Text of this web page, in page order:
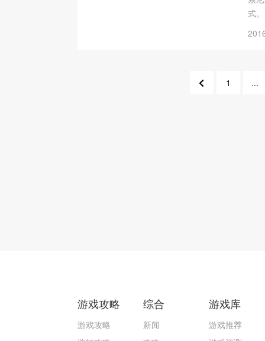
式。
548 1 ...
游戏攻略
游戏攻略
综合
新闻
游戏库
游戏推荐